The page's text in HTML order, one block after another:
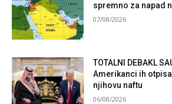
spremno za napad
07/08/2026
TOTALNI DEBAKL
Amerikanci ih
njihovu naftu
06/08/2026